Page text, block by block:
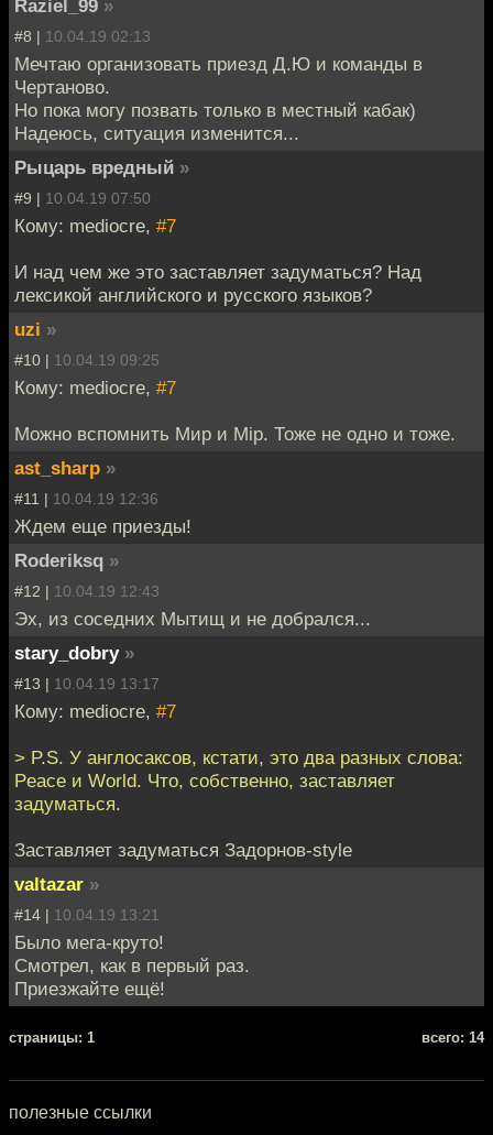
Raziel_99 »
#8 | 10.04.19 02:13
Мечтаю организовать приезд Д.Ю и команды в
Чертаново.
Но пока могу позвать только в местный кабак)
Надеюсь, ситуация изменится...
Рыцарь вредный »
#9 | 10.04.19 07:50
Кому: mediocre, #7
И над чем же это заставляет задуматься? Над
лексикой английского и русского языков?
uzi »
#10 | 10.04.19 09:25
Кому: mediocre, #7
Можно вспомнить Мир и Мiр. Тоже не одно и тоже.
ast_sharp »
#11 | 10.04.19 12:36
Ждем еще приезды!
Roderiksq »
#12 | 10.04.19 12:43
Эх, из соседних Мытищ и не добрался...
stary_dobry »
#13 | 10.04.19 13:17
Кому: mediocre, #7
> P.S. У англосаксов, кстати, это два разных слова:
Peace и World. Что, собственно, заставляет
задуматься.
Заставляет задуматься Задорнов-style
valtazar »
#14 | 10.04.19 13:21
Было мега-круто!
Смотрел, как в первый раз.
Приезжайте ещё!
cтраницы: 1 всего: 14
полезные ссылки